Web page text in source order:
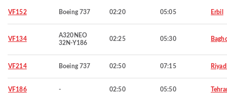
VF152 Boeing 737 02:20 05:05 Erbil
VF134
A320NEO
32N-Y186
02:25 05:30
VF214 Boeing 737 02:50 07:15
VF186 - 02:50 05:50